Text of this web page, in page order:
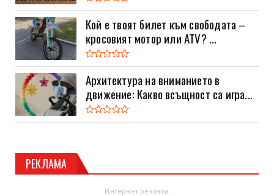
Кой е твоят билет към свободата –
кросовият мотор или ATV? ...
Архитектура на вниманието в
движение: Какво всъщност са игра...
РЕКЛАМА
- Интернет реклама -